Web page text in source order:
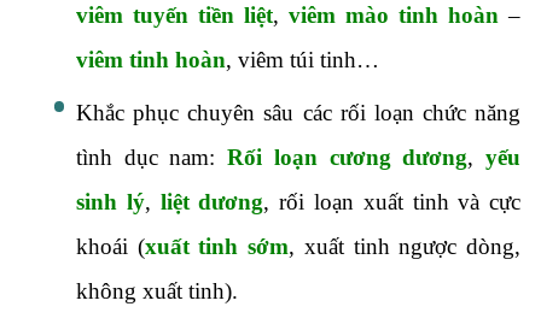
viêm tuyến tiền liệt,viêm mào tinh hoàn –
viêm tinh hoàn, viêm túi tinh…
Khắc phục chuyên sâu các rối loạn chức năng
tình dục nam:Rối loạn cương dương,yếu
sinh lý, liệt dương, rối loạn xuất tinh và cực
khoái (xuất tinh sớm, xuất tinh ngược dòng,
không xuất tinh).